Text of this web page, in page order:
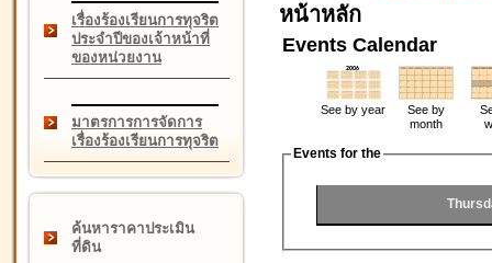
เรื่องร้องเรียนการทุจริต
ประจำปีของเจ้าหน้าที่
ของหน่วยงาน
มาตรการการจัดการ
เรื่องร้องเรียนการทุจริต
ค้นหาราคาประเมิน
ที่ดิน
หน้าหลัก
Events Calendar
See by year
See by
month
Events for the